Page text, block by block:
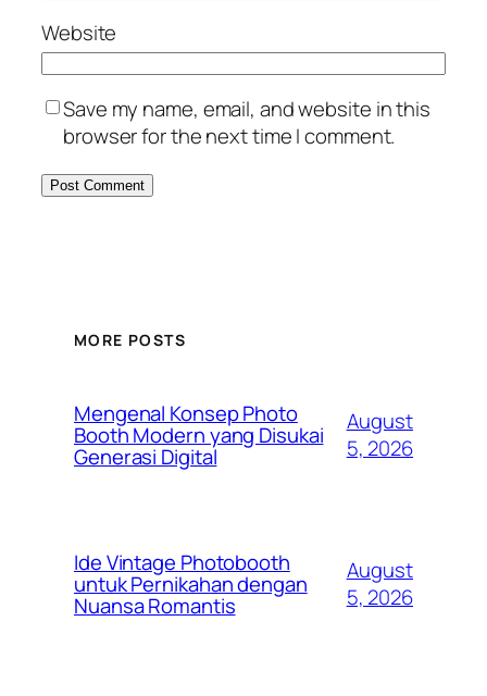
Website
Save my name, email, and website in this
browser for the next time I comment.
MORE POSTS
Mengenal Konsep Photo
Booth Modern yang Disukai
Generasi Digital
August
5, 2026
Ide Vintage Photobooth
untuk Pernikahan dengan
Nuansa Romantis
August
5, 2026